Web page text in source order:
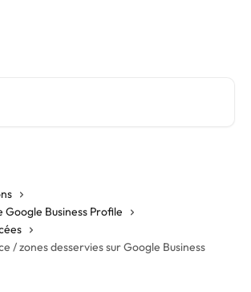
Business Profile
/ zones desservies sur Google Business